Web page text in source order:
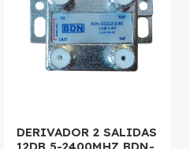
DERIVADOR 2 SALIDAS